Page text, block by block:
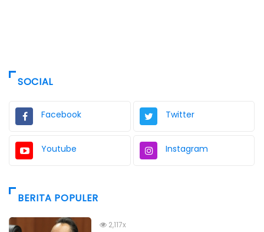
SOCIAL
Facebook Twitter
Youtube Instagram
BERITA POPULER
2,117x